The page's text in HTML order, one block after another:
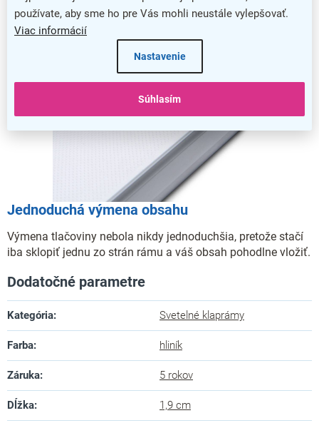
používate, aby sme ho pre Vás mohli neustále vylepšovať.
Viac informácií
Nastavenie
Súhlasím
Jednoduchá výmena obsahu
Výmena tlačoviny nebola nikdy jednoduchšia, pretože stačí
iba sklopiť jednu zo strán rámu a váš obsah pohodlne vložiť.
Dodatočné parametre
Kategória: Svetelné klaprámy
Farba: hliník
Záruka: 5 rokov
Dĺžka: 1,9 cm